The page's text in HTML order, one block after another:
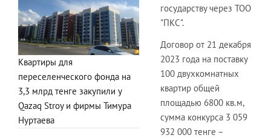
Квартиры для
переселенческого фонда на
3,3 млрд тенге закупили у
Qazaq Stroy и фирмы Тимура
Нуртаева
государству через ТОО
"ПКС".
Договор от 21 декабря
2023 года на поставку
100 двухкомнатных
квартир общей
площадью 6800 кв.м,
сумма конкурса 3 059
932 000 тенге –